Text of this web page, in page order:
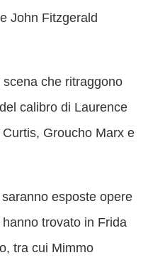
John Fitzgerald
che ritraggono
calibro di Laurence
Groucho Marx e
esposte opere
trovato in Frida
tra cui Mimmo